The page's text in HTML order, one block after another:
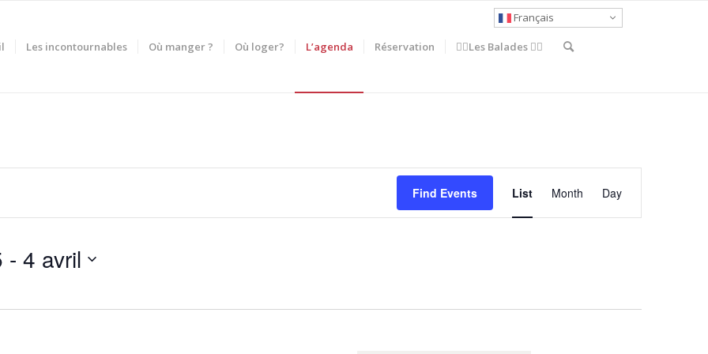
Les incontournables Où manger ? Où loger? L’agenda Réservation 🚶‍♀️Les Balades 🚴‍♂️
Find Events
Views
List Month Day
- 4 avril
Français